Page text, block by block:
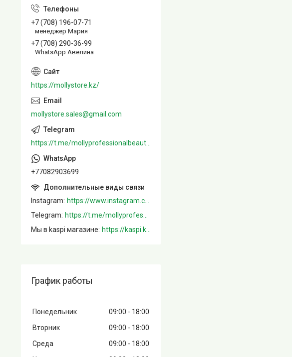
+7 (708) 196-07-71
менеджер Мария
+7 (708) 290-36-99
WhatsApp Авелина
https://mollystore.kz/
mollystore.sales@gmail.com
+77082903699
Instagram
Telegram
Мы в kaspi магазине
График работы
Понедельник 09:00
18:00
Вторник
09:00
18:00
Среда
09:00
18:00